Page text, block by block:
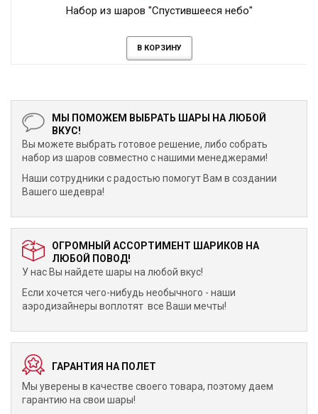
Набор из шаров "Спустившееся небо"
В КОРЗИНУ
МЫ ПОМОЖЕМ ВЫБРАТЬ ШАРЫ НА ЛЮБОЙ
ВКУС!
Вы можете выбрать готовое решение, либо собрать
набор из шаров совместно с нашими менеджерами!
Наши сотрудники с радостью помогут Вам в создании
Вашего шедевра!
ОГРОМНЫЙ АССОРТИМЕНТ ШАРИКОВ НА
ЛЮБОЙ ПОВОД!
У нас Вы найдете шары на любой вкус!
Если хочется чего-нибудь необычного - наши
аэродизайнеры воплотят все Ваши мечты!
ГАРАНТИЯ НА ПОЛЕТ
Мы уверены в качестве своего товара, поэтому даем
гарантию на свои шары!